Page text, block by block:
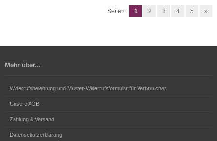
Seiten: 1 2 3 4 5 »
Mehr über...
Widerrufsbelehrung und Muster-Widerrufsformular für Verbraucher
Unsere AGB
Zahlung & Versand
Datenschutzerklärung